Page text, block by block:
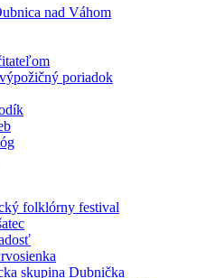
nad Váhom
poriadok
folklórny festival
skupina Dubnička